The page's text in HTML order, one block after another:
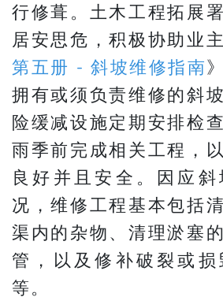
行修葺。土木工程拓展
居安思危，积极协助业
第五册 - 斜坡维修指南
拥有或须负责维修的斜
险缓减设施定期安排检
雨季前完成相关工程，
良好并且安全。因应
况，维修工程基本包括
渠内的杂物、清理淤塞
管，以及修补破裂或
等。